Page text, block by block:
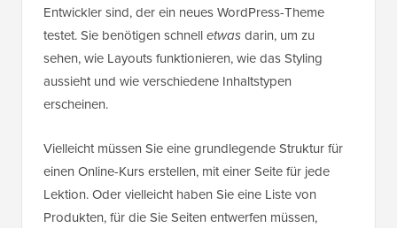
Entwickler sind, der ein neues WordPress-Theme
testet. Sie benötigen schnelletwasdarin, um zu
sehen, wie Layouts funktionieren, wie das Styling
aussieht und wie verschiedene Inhaltstypen
erscheinen.
Vielleicht müssen Sie eine grundlegende Struktur für
einen Online-Kurs erstellen, mit einer Seite für jede
Lektion. Oder vielleicht haben Sie eine Liste von
Produkten, für die Sie Seiten entwerfen müssen,